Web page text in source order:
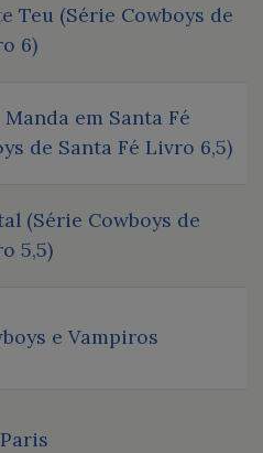
Teu (Série Cowboys de
6)
em Santa Fé
de Santa Fé Livro 6,5)
(Série Cowboys de
5,5)
e Vampiros